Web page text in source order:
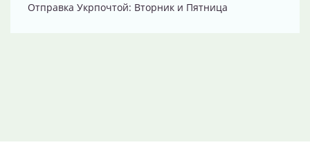
Отправка Укрпочтой: Вторник и Пятница